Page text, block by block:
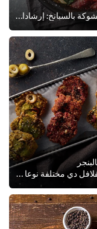
مصمم للشيفات المحترفين، شوف وصفة الشكشوكة بالسبانخ: إرشادات الطهي مقسمة إلى أجزاء، قائمة كاملة للمكونات المتخصصة، أسرار الطهاة ...
وصفة الفلافل دي مختلفة نوعا ما عن الفلافل التقليدية، في الوصفة دي حنحضر عجينة الفلافل باستخدام الفول المدشوش والبنجر للحصول على...